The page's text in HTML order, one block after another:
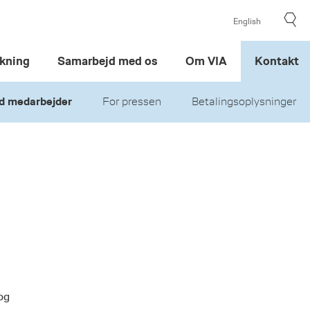
English
Samarbejd med os Om VIA Kontakt
medarbejder For pressen Betalingsoplysninger